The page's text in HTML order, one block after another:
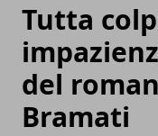
Tutta
del
Bramati